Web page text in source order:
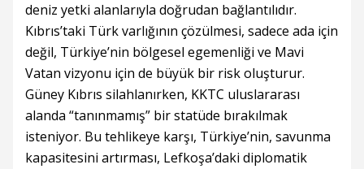
deniz yetki alanlarıyla doğrudan bağlantılıdır.
Kıbrıs’taki Türk varlığının çözülmesi, sadece ada için
değil, Türkiye’nin bölgesel egemenliği ve Mavi
Vatan vizyonu için de büyük bir risk oluşturur.
Güney Kıbrıs silahlanırken, KKTC uluslararası
alanda “tanınmamış” bir statüde bırakılmak
isteniyor. Bu tehlikeye karşı, Türkiye’nin, savunma
kapasitesini artırması, Lefkoşa’daki diplomatik